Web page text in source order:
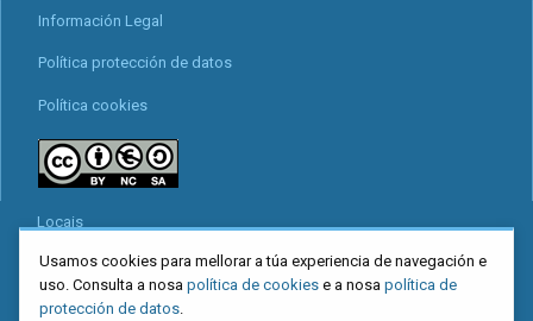
Información Legal
Política protección de datos
Política cookies
Locais
Mapa web
Redes sociais
Usamos cookies para mellorar a túa experiencia de navegación e
uso. Consulta a nosa política de cookies e a nosa política de
protección de datos